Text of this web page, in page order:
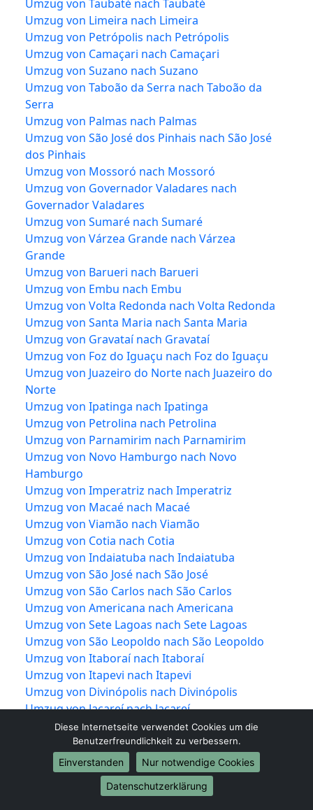
Umzug von Taubaté nach Taubaté
Umzug von Limeira nach Limeira
Umzug von Petrópolis nach Petrópolis
Umzug von Camaçari nach Camaçari
Umzug von Suzano nach Suzano
Umzug von Taboão da Serra nach Taboão da
Serra
Umzug von Palmas nach Palmas
Umzug von São José dos Pinhais nach São José
dos Pinhais
Umzug von Mossoró nach Mossoró
Umzug von Governador Valadares nach
Governador Valadares
Umzug von Sumaré nach Sumaré
Umzug von Várzea Grande nach Várzea
Grande
Umzug von Barueri nach Barueri
Umzug von Embu nach Embu
Umzug von Volta Redonda nach Volta Redonda
Umzug von Santa Maria nach Santa Maria
Umzug von Gravataí nach Gravataí
Umzug von Foz do Iguaçu nach Foz do Iguaçu
Umzug von Juazeiro do Norte nach Juazeiro do
Norte
Umzug von Ipatinga nach Ipatinga
Umzug von Petrolina nach Petrolina
Umzug von Parnamirim nach Parnamirim
Umzug von Novo Hamburgo nach Novo
Hamburgo
Umzug von Imperatriz nach Imperatriz
Umzug von Macaé nach Macaé
Umzug von Viamão nach Viamão
Umzug von Cotia nach Cotia
Umzug von Indaiatuba nach Indaiatuba
Umzug von São José nach São José
Umzug von São Carlos nach São Carlos
Umzug von Americana nach Americana
Umzug von Sete Lagoas nach Sete Lagoas
Umzug von São Leopoldo nach São Leopoldo
Umzug von Itaboraí nach Itaboraí
Umzug von Itapevi nach Itapevi
Umzug von Divinópolis nach Divinópolis
Umzug von Jacareí nach Jacareí
Umzug von Colombo nach Colombo
Umzug von Magé nach Magé
Umzug von Marília nach Marília
Umzug von Araraquara nach Araraquara
Umzug von Maracanaú nach Maracanaú
Diese Internetseite verwendet Cookies um die
Benutzerfreundlichkeit zu verbessern.
Einverstanden
Nur notwendige Cookies
Datenschutzerklärung